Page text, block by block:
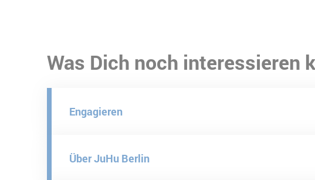
Was Dich noch interessieren
Engagieren
Über JuHu Berlin